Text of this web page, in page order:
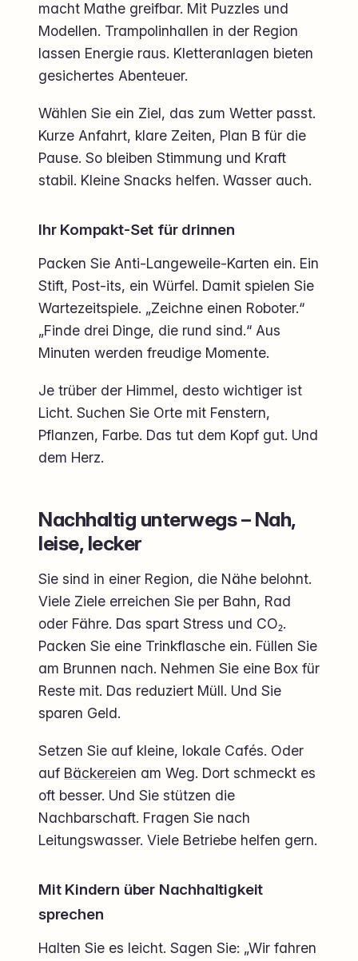
macht Mathe greifbar. Mit Puzzles und
Modellen. Trampolinhallen in der Region
lassen Energie raus. Kletteranlagen bieten
gesichertes Abenteuer.
Wählen Sie ein Ziel, das zum Wetter passt.
Kurze Anfahrt, klare Zeiten, Plan B für die
Pause. So bleiben Stimmung und Kraft
stabil. Kleine Snacks helfen. Wasser auch.
Ihr Kompakt-Set für drinnen
Packen Sie Anti-Langeweile-Karten ein. Ein
Stift, Post-its, ein Würfel. Damit spielen Sie
Wartezeitspiele. „Zeichne einen Roboter.“
„Finde drei Dinge, die rund sind.“ Aus
Minuten werden freudige Momente.
Je trüber der Himmel, desto wichtiger ist
Licht. Suchen Sie Orte mit Fenstern,
Pflanzen, Farbe. Das tut dem Kopf gut. Und
dem Herz.
Nachhaltig unterwegs – Nah,
leise, lecker
Sie sind in einer Region, die Nähe belohnt.
Viele Ziele erreichen Sie per Bahn, Rad
oder Fähre. Das spart Stress und CO₂.
Packen Sie eine Trinkflasche ein. Füllen Sie
am Brunnen nach. Nehmen Sie eine Box für
Reste mit. Das reduziert Müll. Und Sie
sparen Geld.
Setzen Sie auf kleine, lokale Cafés. Oder
auf Bäckereien am Weg. Dort schmeckt es
oft besser. Und Sie stützen die
Nachbarschaft. Fragen Sie nach
Leitungswasser. Viele Betriebe helfen gern.
Mit Kindern über Nachhaltigkeit
sprechen
Halten Sie es leicht. Sagen Sie: „Wir fahren